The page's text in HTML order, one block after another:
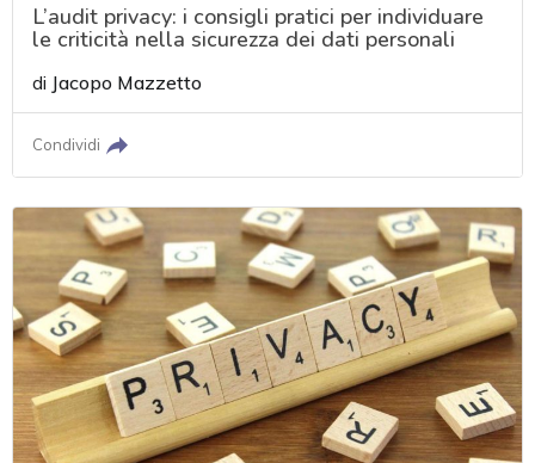
L’audit privacy: i consigli pratici per individuare
le criticità nella sicurezza dei dati personali
di Jacopo Mazzetto
Condividi